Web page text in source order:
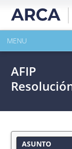
MENU
EXPANDIR
AFIP
ASUNTO